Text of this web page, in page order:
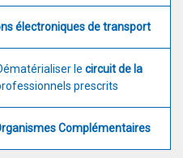
électroniques de transport
le circuit de la
prescrits
Complémentaires